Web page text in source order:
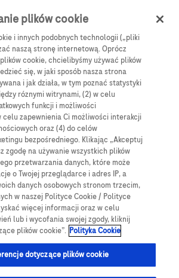
Menu
Articles
were found for:
Internetowe
Care
plików cookie
i innych podobnych technologii („pliki
naszą stronę internetową. Oprócz
cookie, chcielibyśmy używać plików
się, w jaki sposób nasza strona
i jak działa, w tym poznać statystyki
róznymi witrynami, (2) w celu
funkcji i możliwości
celu zapewnienia Ci możliwości interakcji
oraz (4) do celów
bezpośredniego. Klikając „Akceptuj
zgodę na używanie wszystkich plików
przetwarzania danych, które może
o Twojej przeglądarce i adres IP, a
danych osobowych stronom trzecim,
w naszej Polityce Cookie / Polityce
więcej informacji oraz w celu
lub i wycofania swojej zgody, kliknij
plików cookie”. Polityka Cookie
dotyczące plików cookie